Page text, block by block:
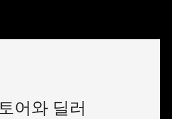
어와 딜러